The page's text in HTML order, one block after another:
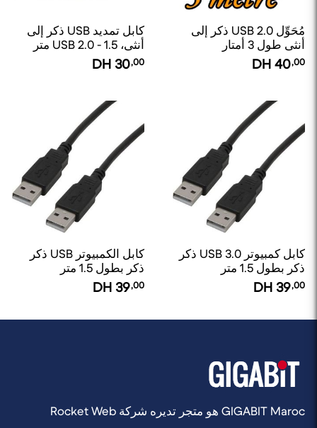
مُحَوِّل USB 2.0 ذكر إلى
أنثى طول 3 أمتار
40,00
كابل تمديد USB ذكر إلى
أنثى، USB 2.0 - 1.5 متر
30,00
كابل كمبيوتر USB 3.0 ذكر
ذكر بطول 1.5 متر
39,00
كابل الكمبيوتر USB ذكر
ذكر بطول 1.5 متر
39,00
GIGABIT Maroc هو متجر تديره شركة Rocket Web